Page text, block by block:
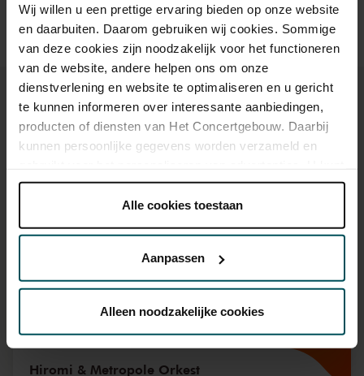
Wij willen u een prettige ervaring bieden op onze website
en daarbuiten. Daarom gebruiken wij cookies. Sommige
van deze cookies zijn noodzakelijk voor het functioneren
van de website, andere helpen ons om onze
dienstverlening en website te optimaliseren en u gericht
te kunnen informeren over interessante aanbiedingen,
producten of diensten van Het Concertgebouw. Daarbij
kunnen persoonlijke gegevens worden verzameld en
onder 'aanpassen' zelf welke cookies wij mogen
Lees onze cookieverklaring hier. Lees onze
Via decookieverklaringop onze website kunt u uw
die uw gegevens
Alle cookies toestaan
Aanpassen
Alleen noodzakelijke cookies
Prices do not include transaction fee: € 5 per order.
You might also like:
Hiromi & Metropole Orkest